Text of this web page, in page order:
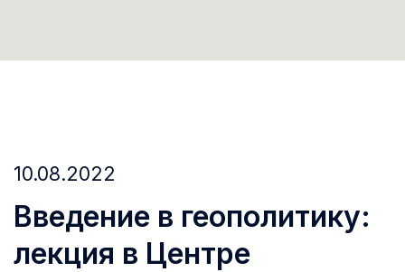
10.08.2022
Введение в геополитику:
лекция в Центре